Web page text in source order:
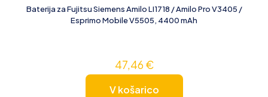
Baterija za Fujitsu Siemens Amilo LI1718 / Amilo Pro V3405 /
Esprimo Mobile V5505, 4400 mAh
47,46€
V košarico